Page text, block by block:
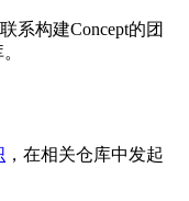
系构建Concept的团
，在相关仓库中发起